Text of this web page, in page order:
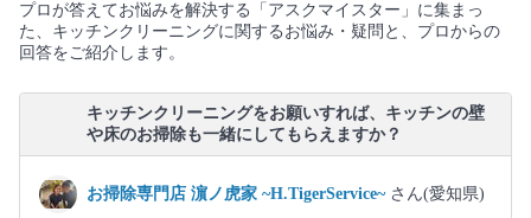
プロが答えてお悩みを解決する「アスクマイスター」に集まっ
た、キッチンクリーニングに関するお悩み・疑問と、プロからの
回答をご紹介します。
キッチンクリーニングをお願いすれば、キッチンの壁
や床のお掃除も一緒にしてもらえますか？
お掃除専門店 濵ノ虎家 ~H.TigerService~ さん(愛知県)